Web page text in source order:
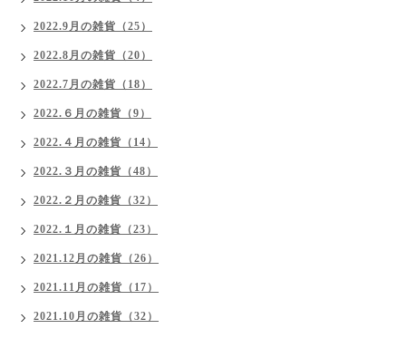
2022.9月の雑貨（25）
2022.8月の雑貨（20）
2022.7月の雑貨（18）
2022.６月の雑貨（9）
2022.４月の雑貨（14）
2022.３月の雑貨（48）
2022.２月の雑貨（32）
2022.１月の雑貨（23）
2021.12月の雑貨（26）
2021.11月の雑貨（17）
2021.10月の雑貨（32）